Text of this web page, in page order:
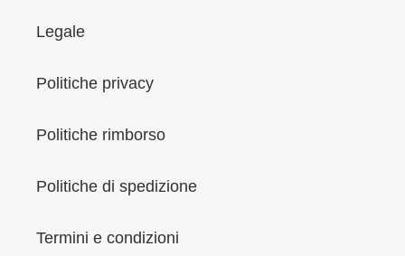
Legale
Politiche privacy
Politiche rimborso
Politiche di spedizione
Termini e condizioni